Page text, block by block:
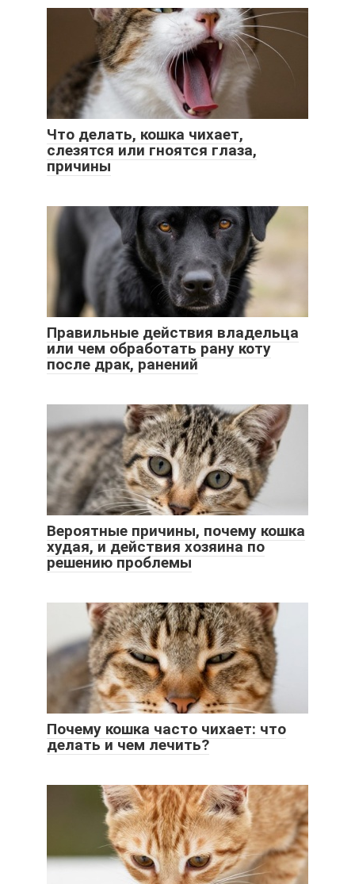
Что делать, кошка чихает,
слезятся или гноятся глаза,
причины
Правильные действия владельца
или чем обработать рану коту
после драк, ранений
Вероятные причины, почему кошка
худая, и действия хозяина по
решению проблемы
Почему кошка часто чихает: что
делать и чем лечить?